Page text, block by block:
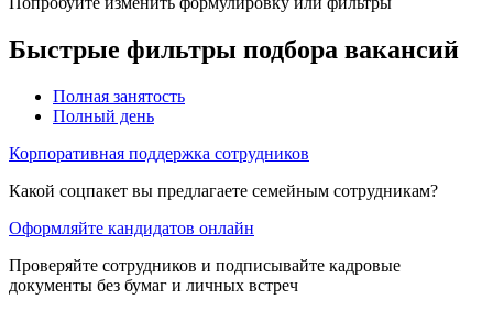
Быстрые фильтры подбора вакансий
Полная занятость
Полный день
Корпоративная поддержка сотрудников
Какой соцпакет вы предлагаете семейным сотрудникам?
Оформляйте кандидатов онлайн
Проверяйте сотрудников и подписывайте кадровые
документы без бумаг и личных встреч